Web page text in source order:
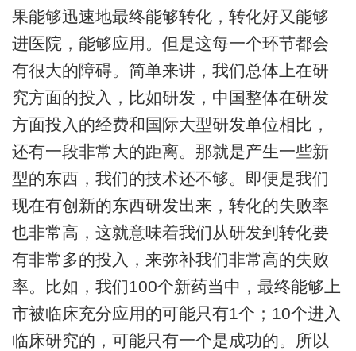
果能够迅速地最终能够转化，转化好又能够
进医院，能够应用。但是这每一个环节都会
有很大的障碍。简单来讲，我们总体上在研
究方面的投入，比如研发，中国整体在研发
方面投入的经费和国际大型研发单位相比，
还有一段非常大的距离。那就是产生一些新
型的东西，我们的技术还不够。即便是我们
现在有创新的东西研发出来，转化的失败率
也非常高，这就意味着我们从研发到转化要
有非常多的投入，来弥补我们非常高的失败
率。比如，我们100个新药当中，最终能够上
市被临床充分应用的可能只有1个；10个进入
临床研究的，可能只有一个是成功的。所以